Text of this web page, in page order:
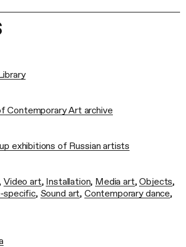
Contemporary Art archive
exhibitions of Russian artists
Video art, Installation, Media art,Objects,
, Sound art, Contemporary dance,